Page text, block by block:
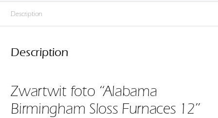
Description
Description
Zwartwit foto “Alabama
Birmingham Sloss Furnaces 12”